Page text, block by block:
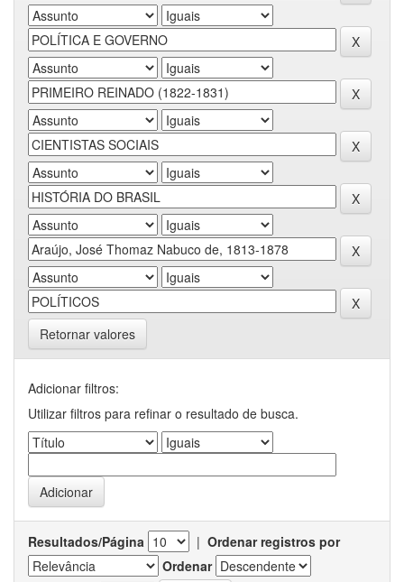
Retornar valores
Adicionar filtros:
Utilizar filtros para refinar o resultado de busca.
Resultados/Página | Ordenar registros por
Ordenar